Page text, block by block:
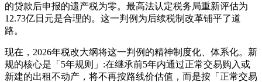
的贷款后申报的遗产税为零。最高法认定税务局重新评估为
12.73亿日元是合理的。这一判例为后续税制改革铺平了道
路。
现在，2026年税改大纲将这一判例的精神制度化、体系化。新
规的核心是「5年规则」:在继承前5年内通过正常交易购入或
新建的出租不动产，将不再按路线价估值，而是按「正常交易